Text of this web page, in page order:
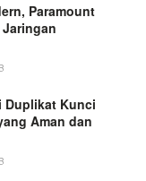
Paramount
Duplikat Kunci
Aman dan